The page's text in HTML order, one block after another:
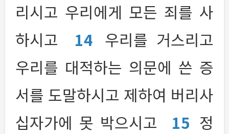
리시고 우리에게 모든 죄를 사
하시고
14 우리를 거스리고
우리를 대적하는 의문에 쓴 증
서를 도말하시고 제하여 버리사
십자가에 못 박으시고
15 정